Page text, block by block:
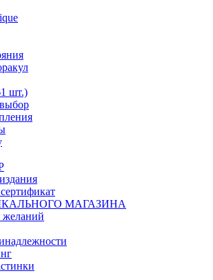
шт.)
МАГАЗИНА
желаний